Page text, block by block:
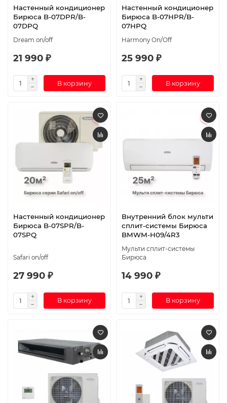
Настенный кондиционер
Бирюса B-07DPR/B-
07DPQ
Dream on/off
21 990 ₽
В корзину
Настенный кондиционер
Бирюса B-07HPR/B-
07HPQ
Harmony On/Off
25 990 ₽
В корзину
Настенный кондиционер
Бирюса B-07SPR/B-
07SPQ
Safari on/off
27 990 ₽
В корзину
Внутренний блок мульти
сплит-системы Бирюса
BMWM-H09/4R3
Мульти сплит-системы
Бирюса
14 990 ₽
В корзину